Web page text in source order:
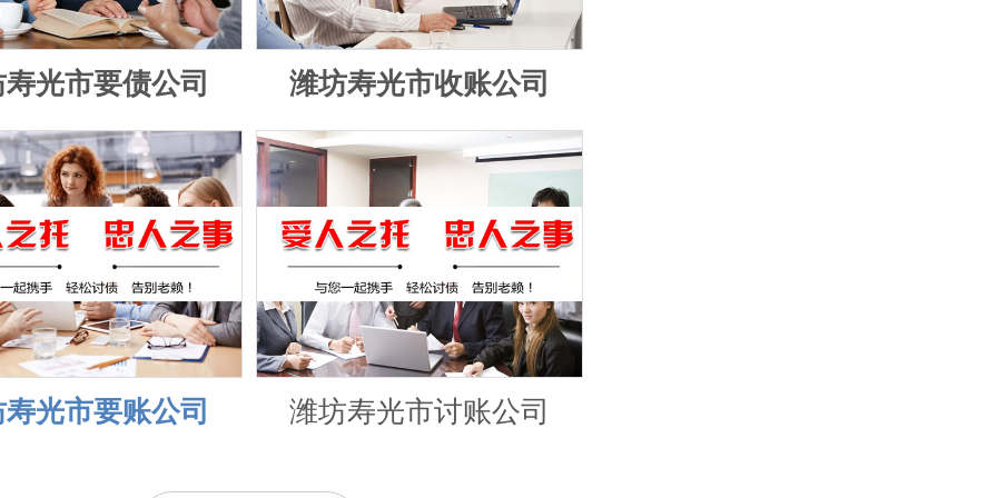
光市要债公司 潍坊寿光市收账公司
光市要账公司 潍坊寿光市讨账公司